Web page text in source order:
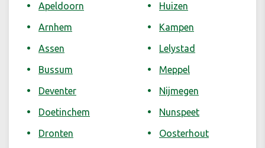
Apeldoorn
Arnhem
Assen
Bussum
Deventer
Doetinchem
Dronten
Huizen
Kampen
Lelystad
Meppel
Nijmegen
Nunspeet
Oosterhout